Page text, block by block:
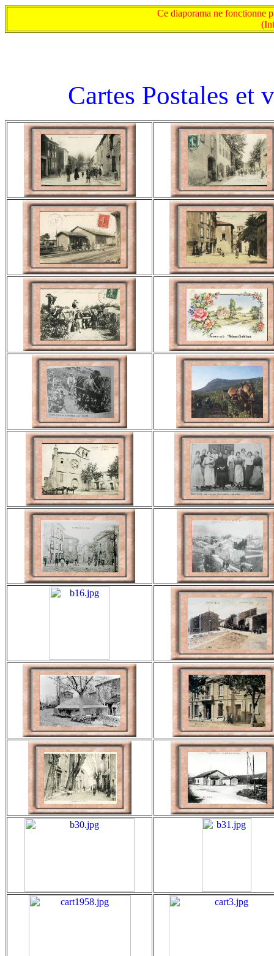
Ce diaporama ne fonctionne
Cartes Postales et